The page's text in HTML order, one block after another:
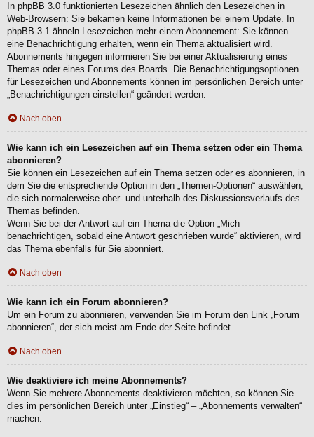
In phpBB 3.0 funktionierten Lesezeichen ähnlich den Lesezeichen in
Web-Browsern: Sie bekamen keine Informationen bei einem Update. In
phpBB 3.1 ähneln Lesezeichen mehr einem Abonnement: Sie können
eine Benachrichtigung erhalten, wenn ein Thema aktualisiert wird.
Abonnements hingegen informieren Sie bei einer Aktualisierung eines
Themas oder eines Forums des Boards. Die Benachrichtigungsoptionen
für Lesezeichen und Abonnements können im persönlichen Bereich unter
„Benachrichtigungen einstellen“ geändert werden.
Nach oben
Wie kann ich ein Lesezeichen auf ein Thema setzen oder ein Thema
abonnieren?
Sie können ein Lesezeichen auf ein Thema setzen oder es abonnieren, in
dem Sie die entsprechende Option in den „Themen-Optionen“ auswählen,
die sich normalerweise ober- und unterhalb des Diskussionsverlaufs des
Themas befinden.
Wenn Sie bei der Antwort auf ein Thema die Option „Mich
benachrichtigen, sobald eine Antwort geschrieben wurde“ aktivieren, wird
das Thema ebenfalls für Sie abonniert.
Nach oben
Wie kann ich ein Forum abonnieren?
Um ein Forum zu abonnieren, verwenden Sie im Forum den Link „Forum
abonnieren“, der sich meist am Ende der Seite befindet.
Nach oben
Wie deaktiviere ich meine Abonnements?
Wenn Sie mehrere Abonnements deaktivieren möchten, so können Sie
dies im persönlichen Bereich unter „Einstieg“ – „Abonnements verwalten“
machen.